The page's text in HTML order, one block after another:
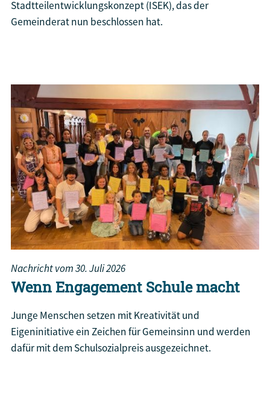
Stadtteilentwicklungskonzept (ISEK), das der
Gemeinderat nun beschlossen hat.
Nachricht vom30. Juli 2026
Wenn Engagement Schule macht
Junge Menschen setzen mit Kreativität und
Eigeninitiative ein Zeichen für Gemeinsinn und werden
dafür mit dem Schulsozialpreis ausgezeichnet.